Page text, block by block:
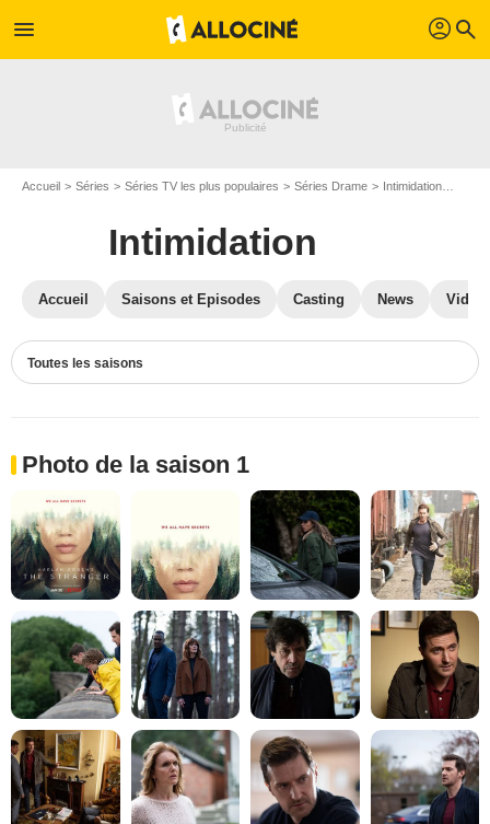
menu profil search
Accueil Séries Séries TV les plus populaires Séries Drame Intimidation
Intimidation
Accueil Saisons et Episodes Casting News
Toutes les saisons
Photo de la saison 1